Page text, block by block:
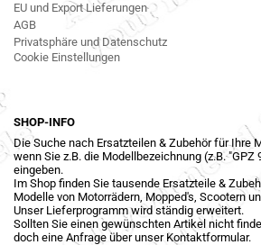
EU und Export Lieferungen
AGB
Privatsphäre und Datenschutz
Cookie Einstellungen
SHOP-INFO
Die Suche nach Ersatzteilen & Zubehör für Ihre
wenn Sie z.B. die Modellbezeichnung (z.B. "GPZ
eingeben.
Im Shop finden Sie tausende Ersatzteile &
Modelle von Motorrädern, Mopped's, Scootern
Unser Lieferprogramm wird ständig erweitert.
Sollten Sie einen gewünschten Artikel nicht
doch eine Anfrage über unser Kontaktformular.